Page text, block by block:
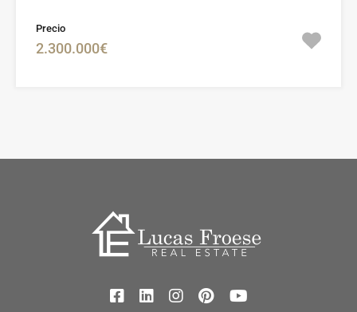
Precio
2.300.000€